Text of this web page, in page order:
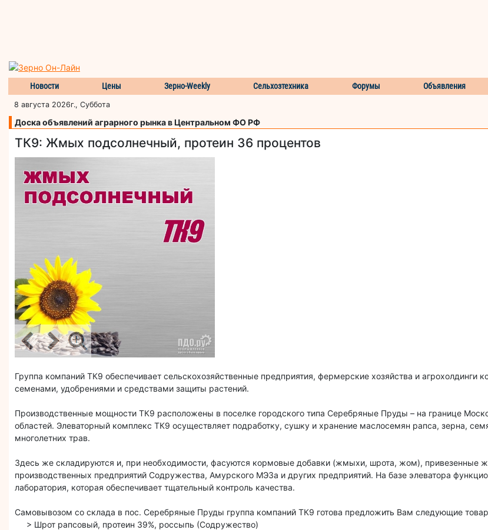
Новости Цены Зерно-Weekly Сельхозтехника Форумы Объявления
8 августа 2026г., Суббота
Доска объявлений аграрного рынка в Центральном ФО РФ
ТК9: Жмых подсолнечный, протеин 36 процентов
Группа компаний ТК9 обеспечивает сельскохозяйственные предприятия, фермерские хозяйства и
семенами, удобрениями и средствами защиты растений.
Производственные мощности ТК9 расположены в поселке городского типа Серебряные Пруды – на границе
областей. Элеваторный комплекс ТК9 осуществляет подработку, сушку и хранение маслосемян рапса, зерна,
многолетних трав.
Здесь же складируются и, при необходимости, фасуются кормовые добавки (жмыхи, шрота, жом), привезенные
производственных предприятий Содружества, Амурского МЭЗа и других предприятий. На базе элеватора
лаборатория, которая обеспечивает тщательный контроль качества.
Самовывозом со склада в пос. Серебряные Пруды группа компаний ТК9 готова предложить Вам следующие
> Шрот рапсовый, протеин 39%, россыпь (Содружество)